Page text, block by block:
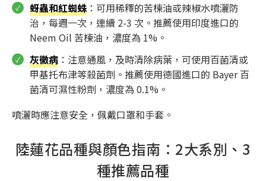
蚜蟲和紅蜘蛛 ：可用稀釋的苦楝油或辣椒水噴灑防
治，每週一次，連續 2-3 次。推薦使用印度進口的
Neem Oil 苦楝油，濃度為 1%。
灰黴病 ：注意通風，及時清除病葉，可使用百菌清或
甲基托布津等殺菌劑。推薦使用德國進口的 Bayer 百
菌清可濕性粉劑，濃度為 0.1%。
噴灑時應注意安全，佩戴口罩和手套。
陸蓮花品種與顏色指南：2大系別、3
種推薦品種